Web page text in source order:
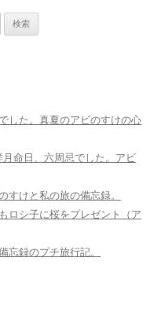
した。真夏のアビのすけの心
命日、六周忌でした。アビ
すけと私の旅の備忘録。
ロシ子に桜をプレゼント（ア
忘録のプチ旅行記。